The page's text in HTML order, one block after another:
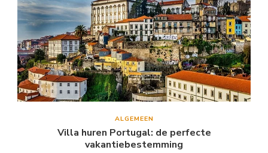
ALGEMEEN
Villa huren Portugal: de perfecte
vakantiebestemming